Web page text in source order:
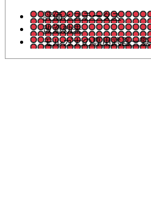
評価とステータス
改造効果
モルガナの専用武器一覧